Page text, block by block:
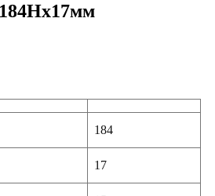
184
17